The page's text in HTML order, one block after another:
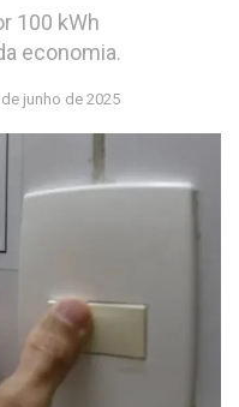
100 kWh
economia.
de junho de 2025